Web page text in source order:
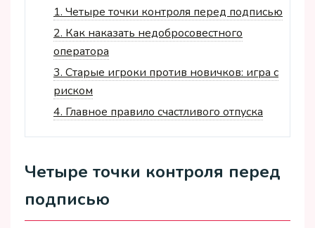
1. Четыре точки контроля перед подписью
2. Как наказать недобросовестного
оператора
3. Старые игроки против новичков: игра с
риском
4. Главное правило счастливого отпуска
Четыре точки контроля перед
подписью